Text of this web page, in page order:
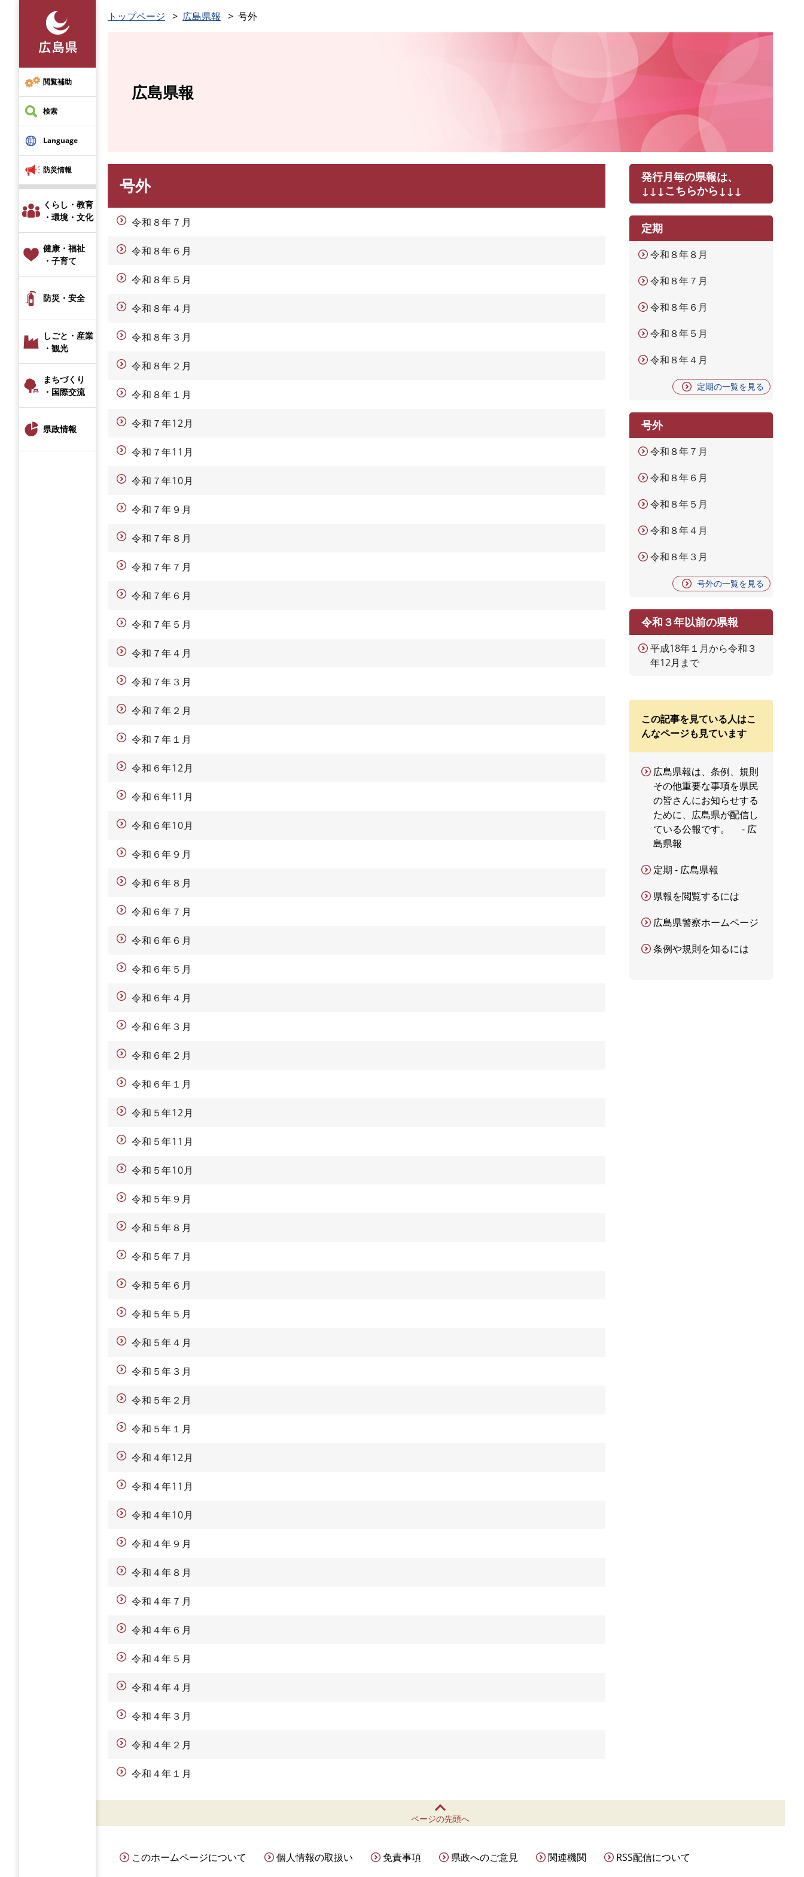
先
頭
で
す
閲覧補助
検索
Language
防災情報
くらし・教育
・環境・文化
健康・福祉
・子育て
防災・安全
しごと・産業
・観光
まちづくり
・国際交流
県政情報
トップページ 広島県報 号外
広島県報
号外
令和８年７月
令和８年６月
令和８年５月
令和８年４月
令和８年３月
令和８年２月
令和８年１月
令和７年12月
令和７年11月
令和７年10月
令和７年９月
令和７年８月
令和７年７月
令和７年６月
令和７年５月
令和７年４月
令和７年３月
令和７年２月
令和７年１月
令和６年12月
令和６年11月
令和６年10月
令和６年９月
令和６年８月
令和６年７月
令和６年６月
令和６年５月
令和６年４月
令和６年３月
令和６年２月
令和６年１月
令和５年12月
令和５年11月
令和５年10月
令和５年９月
令和５年８月
令和５年７月
令和５年６月
令和５年５月
令和５年４月
令和５年３月
令和５年２月
令和５年１月
令和４年12月
令和４年11月
令和４年10月
令和４年９月
令和４年８月
令和４年７月
令和４年６月
令和４年５月
令和４年４月
令和４年３月
令和４年２月
令和４年１月
発行月毎の県報は、
↓↓↓こちらから↓↓↓
定期
令和８年８月
令和８年７月
令和８年６月
令和８年５月
令和８年４月
定期の一覧を見る
号外
令和８年７月
令和８年６月
令和８年５月
令和８年４月
令和８年３月
号外の一覧を見る
令和３年以前の県報
平成18年１月から令和３
年12月まで
この記事を見ている人はこ
んなページも見ています
広島県報は、条例、規則
その他重要な事項を県民
の皆さんにお知らせする
ために、広島県が配信し
ている公報です。 - 広
島県報
定期 - 広島県報
県報を閲覧するには
広島県警察ホームページ
条例や規則を知るには
ページの先頭へ
このホームページについて 個人情報の取扱い 免責事項 県政へのご意見 関連機関 RSS配信について